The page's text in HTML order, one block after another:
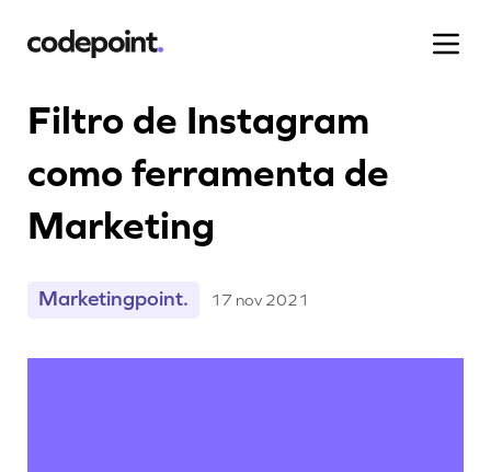
Projetos
Blog
Filtro de Instagram
como ferramenta de
Marketing
Marketingpoint. 17 nov 2021